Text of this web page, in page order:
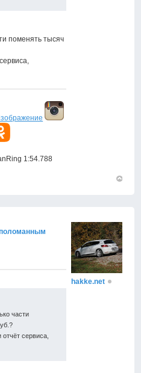
поменять тысяч
1:54.788
части
сервиса,
hakke.net